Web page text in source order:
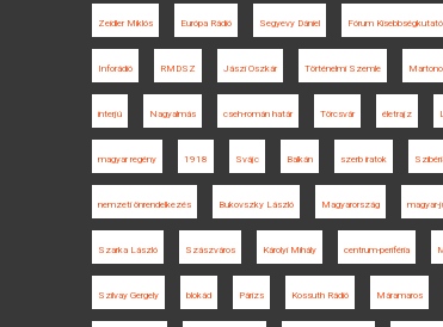
Zeidler Miklós Európa Rádió Segyevy Dániel Fórum
Inforádió RMDSZ Jászi Oszkár Történelmi Szemle
interjú Nagyalmás cseh-román határ Törcsvár életrajz
magyar regény 1918 Svájc Balkán szerb iratok
nemzeti önrendelkezés Bukovszky László Magyarország magyar-
Szarka László Szászváros Károlyi Mihály centrum-periféria
Szilvay Gergely blokád Párizs Kossuth Rádió Máramaros